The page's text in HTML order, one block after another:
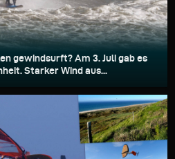
gewindsurft? Am 3. Juli gab es
Starker Wind aus...